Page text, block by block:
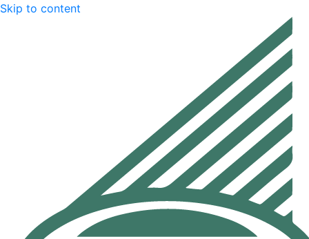
Skip to content